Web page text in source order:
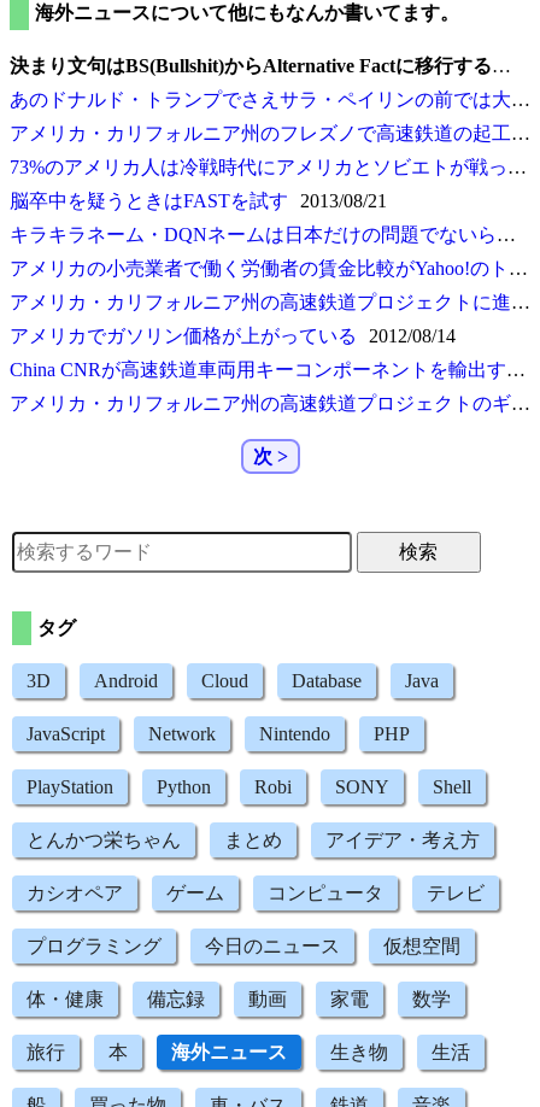
海外ニュースについて他にもなんか書いてます。
決まり文句はBS(Bullshit)からAlternative Factに移行する
あのドナルド・トランプでさえサラ・ペイリンの前では大人しいw
アメリカ・カリフォルニア州のフレズノで高速鉄道の起工式が行われた
73%のアメリカ人は冷戦時代にアメリカとソビエトが戦っていたことを知らないってウソだろ？！
脳卒中を疑うときはFASTを試す
2013/08/21
キラキラネーム・DQNネームは日本だけの問題でないらしい
アメリカの小売業者で働く労働者の賃金比較がYahoo!のトップに載る
アメリカ・カリフォルニア州の高速鉄道プロジェクトに進展があった
アメリカでガソリン価格が上がっている
2012/08/14
China CNRが高速鉄道車両用キーコンポーネントを輸出する
アメリカ・カリフォルニア州の高速鉄道プロジェクトのギャラリーがある
次 >
検索
タグ
3D Android Cloud Database Java
JavaScript Network Nintendo PHP
PlayStation Python Robi SONY Shell
とんかつ栄ちゃん まとめ アイデア・考え方
カシオペア ゲーム コンピュータ テレビ
プログラミング 今日のニュース 仮想空間
体・健康 備忘録 動画 家電 数学
旅行 本 海外ニュース 生き物 生活